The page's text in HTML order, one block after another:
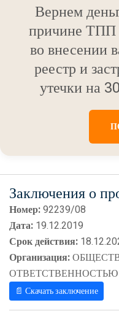
Вернем
причине
во внесении
реестр и
утечки на
Заключения о
Номер:92239/08
Дата: 19.12.2019
Срок действия:
Организация:
ОТВЕТСТВЕННОСТЬЮ
📄 Скачать заключение